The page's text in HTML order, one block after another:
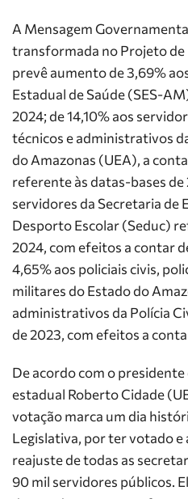
A Mensagem
transformada no Projeto de
prevê aumento de 3,69%
Estadual de Saúde (SES-
2024; de 14,10% aos
técnicos e administrativos
do Amazonas (UEA), a
referente às datas-bases de
servidores da Secretaria de
Desporto Escolar (Seduc)
2024, com efeitos a contar
4,65% aos policiais civis,
militares do Estado do
administrativos da Polícia
de 2023, com efeitos a
De acordo com o
estadual Roberto Cidade
votação marca um dia
Legislativa, por ter votado e
reajuste de todas as
90 mil servidores públicos.